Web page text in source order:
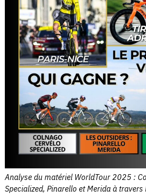
Analyse du matériel WorldTour 2025 :
Specialized, Pinarello et Merida à travers